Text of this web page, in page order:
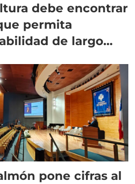
debe encontrar
permita
de largo
pone cifras al